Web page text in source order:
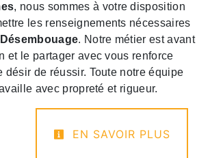
, nous sommes à votre disposition
les renseignements nécessaires
Désembouage. Notre métier est avant
et le partager avec vous renforce
désir de réussir. Toute notre équipe
avec propreté et rigueur.
EN SAVOIR PLUS